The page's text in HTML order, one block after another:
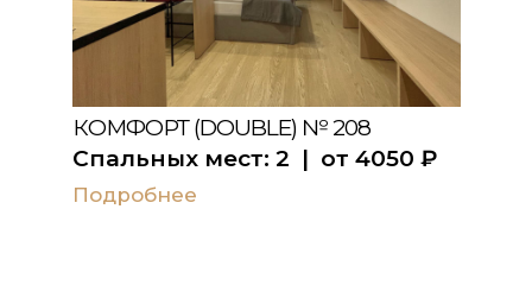
КОМФОРТ (DOUBLE) № 208
Спальных мест: 2 | от 4050 ₽
Подробнее